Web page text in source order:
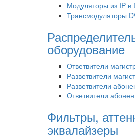
Модуляторы из IP в
Трансмодуляторы
оборудование
Ответвители
Разветвители
Разветвители
Ответвители
Фильтры,
эквалайзеры